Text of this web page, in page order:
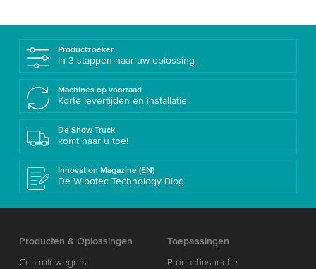
Productzoeker
In 3 stappen naar uw oplossing
Machines op voorraad
Korte levertijden en installatie
De Show Truck
komt naar u toe!
Innovation Magazine (EN)
De Wipotec Technology Blog
Producten & Oplossingen
Controlewegers
Toepassingen
Productinspectie